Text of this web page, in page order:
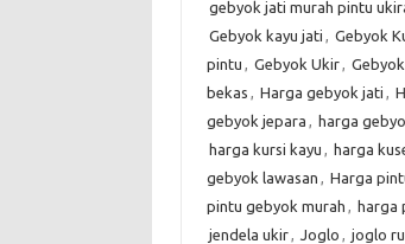
gebyok jati murah pintu
Gebyok kayu jati , Gebyok
pintu , Gebyok Ukir,
bekas , Harga gebyok jati ,
gebyok jepara , harga
harga kursi kayu , harga
gebyok lawasan , Harga
pintu gebyok murah , harga
jendela ukir, Joglo , joglo